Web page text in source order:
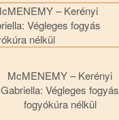
McMENEMY – Kerényi
Gabriella: Végleges fogyás
fogyókúra nélkül